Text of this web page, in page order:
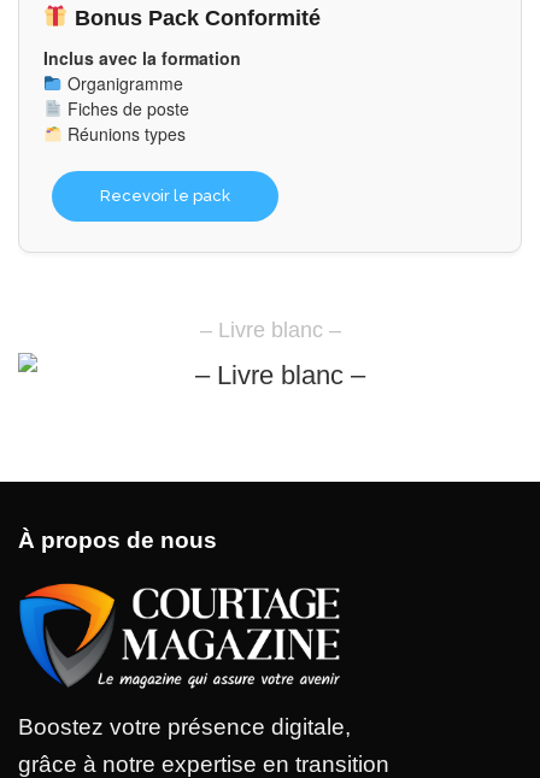
Bonus Pack Conformité
Inclus avec la formation
Organigramme
Fiches de poste
Réunions types
Recevoir le pack
– Livre blanc –
À propos de nous
Boostez votre présence digitale,
grâce à notre expertise en transition